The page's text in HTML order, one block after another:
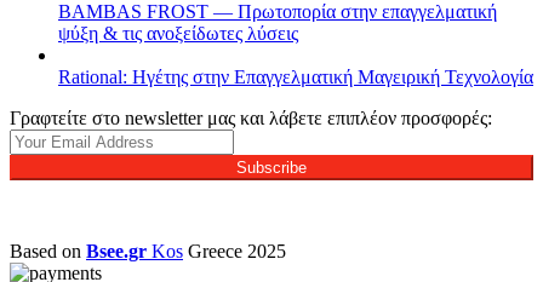
BAMBAS FROST — Πρωτοπορία στην επαγγελματική
ψύξη & τις ανοξείδωτες λύσεις
Rational: Ηγέτης στην Επαγγελματική Μαγειρική Τεχνολογία
Γραφτείτε στο newsletter μας και λάβετε επιπλέον προσφορές:
Subscribe
Based on Bsee.gr Kos Greece 2025